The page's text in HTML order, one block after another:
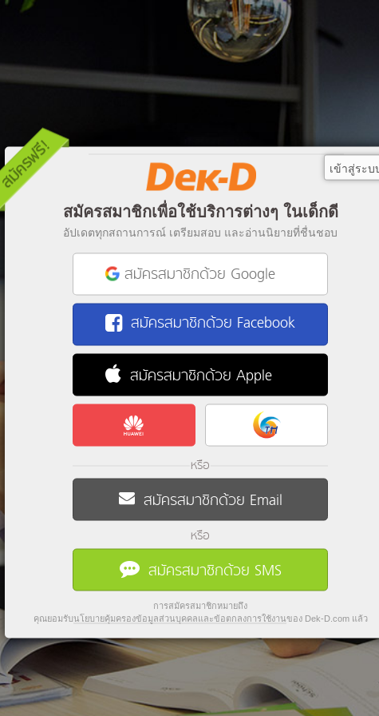
สมัครสมาชิกเพื่อใช้บริการต่างๆ ในเด็กดี
อัปเดตทุกสถานการณ์ เตรียมสอบ และอ่านนิยายที่ชื่นชอบ
สมัครสมาชิกด้วย Google
สมัครสมาชิกด้วย Facebook
สมัครสมาชิกด้วย Apple
หรือ
สมัครสมาชิกด้วย Email
หรือ
สมัครสมาชิกด้วย SMS
การสมัครสมาชิกหมายถึง
คุณยอมรับนโยบายคุ้มครองข้อมูลส่วนบุคคลและข้อตกลงการใช้งานของ Dek-D.com แล้ว
เข้าสู่ระบ